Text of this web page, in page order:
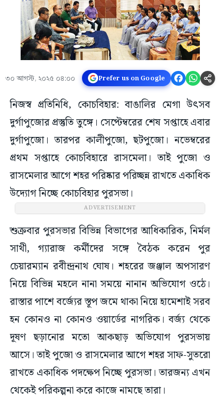
৩০ আগস্ট, ২০২৫ ০৪:০০ Prefer us on Google
নিজস্ব প্রতিনিধি, কোচবিহার: বাঙালির মেগা উৎসব
দুর্গাপুজোর প্রস্তুতি তুঙ্গে। সেপ্টেম্বরের শেষ সপ্তাহে এবার
দুর্গাপুজো। তারপর কালীপুজো, ছটপুজো। নভেম্বরের
প্রথম সপ্তাহে কোচবিহারে রাসমেলা। তাই পুজো ও
রাসমেলার আগে শহর পরিষ্কার পরিচ্ছন্ন রাখতে একাধিক
উদ্যোগ নিচ্ছে কোচবিহার পুরসভা।
ADVERTISEMENT
শুক্রবার পুরসভার বিভিন্ন বিভাগের আধিকারিক, নির্মল
সাথী, গ্যারাজ কর্মীদের সঙ্গে বৈঠক করেন পুর
চেয়ারম্যান রবীন্দ্রনাথ ঘোষ। শহরের জঞ্জাল অপসারণ
নিয়ে বিভিন্ন মহলে নানা সময়ে নানান অভিযোগ ওঠে।
রাস্তার পাশে বর্জ্যের স্তূপ জমে থাকা নিয়ে হামেশাই সরব
হন কোনও না কোনও ওয়ার্ডের নাগরিক। বর্জ্য থেকে
দূষণ ছড়ানোর মতো আকছাড় অভিযোগ পুরসভায়
আসে। তাই পুজো ও রাসমেলার আগে শহর সাফ-সুতরো
রাখতে একাধিক পদক্ষেপ নিচ্ছে পুরসভা। তারজন্য এখন
থেকেই পরিকল্পনা করে কাজে নামছে তারা।